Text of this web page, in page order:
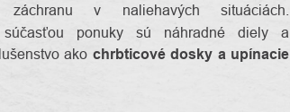
v naliehavých situáciách.
súčasťou ponuky sú náhradné diely a
ako chrbticové dosky a upínacie